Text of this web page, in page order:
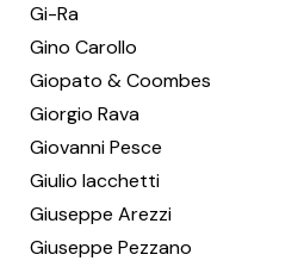
Gi-Ra
Gino Carollo
Giopato & Coombes
Giorgio Rava
Giovanni Pesce
Giulio Iacchetti
Giuseppe Arezzi
Giuseppe Pezzano